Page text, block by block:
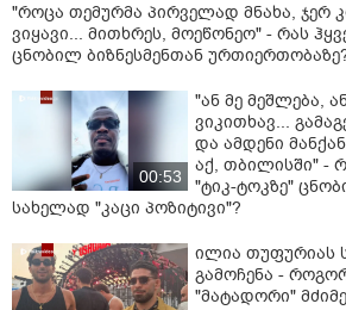
"როცა თემურმა პირველად მნახა, ჯერ
ვიყავი... მითხრეს, მოეწონეო" - რას
ცნობილ ბიზნესმენთან
00:53
"ან მე მეშლება,
ვიკითხავ...
და ამდენი
აქ, თბილისში" -
"ტიკ-ტოკზე"
სახელად "კაცი პოზიტივი"?
ილია თუფურიას
გამოჩენა -
"მატადორი"